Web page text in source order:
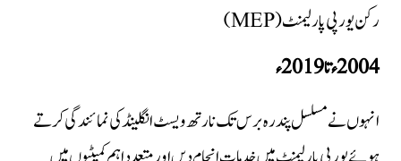
رکن یورپی پارلیمنٹ (MEP)
2004ء تا 2019ء
انہوں نے مسلسل پندرہ برس تک نارتھ ویسٹ انگلینڈ کی نمائندگی کرتے